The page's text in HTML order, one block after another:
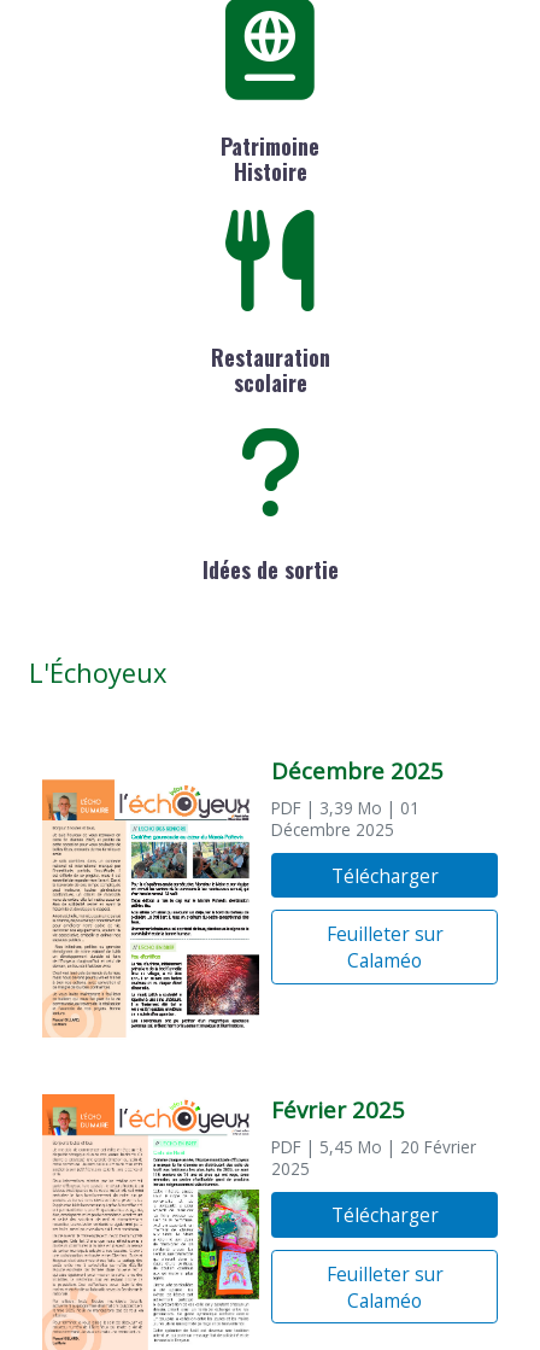
Patrimoine
Histoire
Restauration
scolaire
Idées de sortie
L'Échoyeux
Décembre 2025
PDF | 3,39 Mo | 01
Décembre 2025
Télécharger
Feuilleter sur
Calaméo
Février 2025
PDF | 5,45 Mo | 20 Février
2025
Télécharger
Feuilleter sur
Calaméo